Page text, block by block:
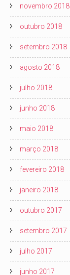
novembro 2018
outubro 2018
setembro 2018
agosto 2018
julho 2018
junho 2018
maio 2018
março 2018
fevereiro 2018
janeiro 2018
outubro 2017
setembro 2017
julho 2017
junho 2017